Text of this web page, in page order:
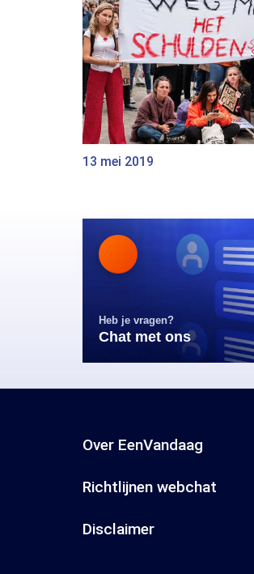
13 mei 2019
Heb je vragen?
Chat met ons
Over EenVandaag
Richtlijnen webchat
Disclaimer